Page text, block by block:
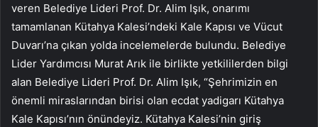
veren Belediye Lideri Prof. Dr. Alim Işık, onarımı
tamamlanan Kütahya Kalesi’ndeki Kale Kapısı ve Vücut
Duvarı’na çıkan yolda incelemelerde bulundu. Belediye
Lider Yardımcısı Murat Arık ile birlikte yetkililerden bilgi
alan Belediye Lideri Prof. Dr. Alim Işık, “Şehrimizin en
önemli miraslarından birisi olan ecdat yadigarı Kütahya
Kale Kapısı’nın önündeyiz. Kütahya Kalesi’nin giriş